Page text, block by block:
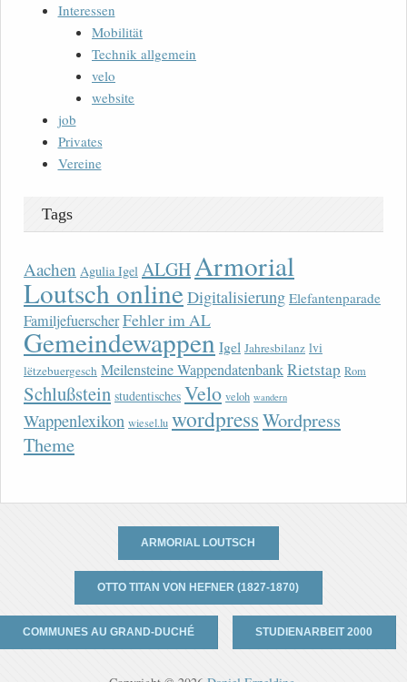
Interessen
Mobilität
Technik allgemein
velo
website
job
Privates
Vereine
Tags
Aachen Agulia Igel ALGHArmorial
Loutsch onlineDigitalisierung Elefantenparade
FamiljefuerscherFehler im AL
Gemeindewappen Igel Jahresbilanz lvi
lëtzebuergesch Meilensteine WappendatenbankRietstap Rom
Schlußstein studentisches Velo veloh wandern
Wappenlexikon wiesel.lu wordpressWordpress
Theme
ARMORIAL LOUTSCH
OTTO TITAN VON HEFNER (1827-1870)
COMMUNES AU GRAND-DUCHÉ STUDIENARBEIT 2000